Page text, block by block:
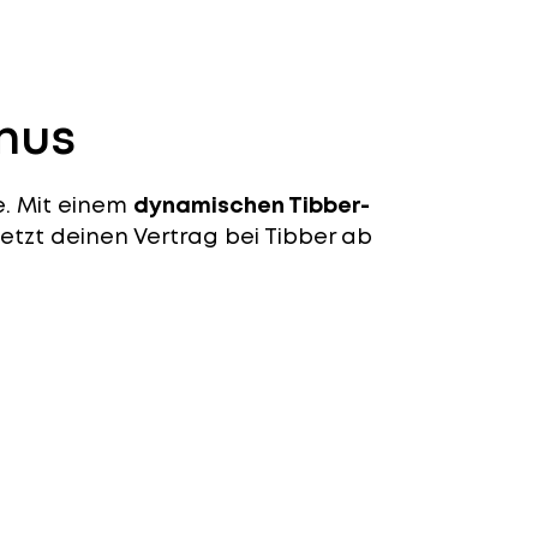
Mit einem dynamischen Tibber-
deinen Vertrag bei Tibber ab